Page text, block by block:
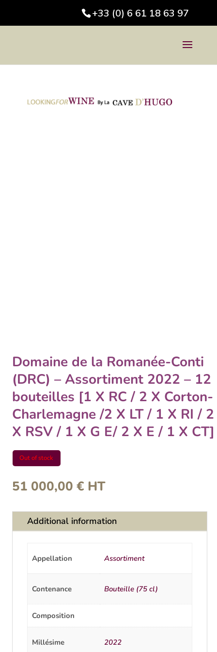
+33 (0) 6 61 18 63 97
Domaine de la Romanée-Conti
(DRC) – Assortiment 2022 – 12
bouteilles [1 X RC / 2 X Corton-
Charlemagne /2 X LT / 1 X RI / 2
X RSV / 1 X G E/ 2 X E / 1 X CT]
Out of stock
51 000,00 € HT
Additional information
Appellation Assortiment
Contenance Bouteille (75 cl)
Composition
Millésime 2022